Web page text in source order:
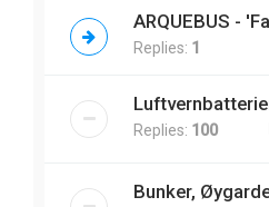
ARQUEBUS -
Replies: 1
Replies: 100
Bunker,